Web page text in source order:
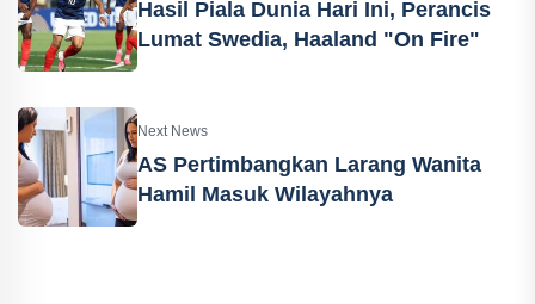
Hasil Piala Dunia Hari Ini, Perancis
Lumat Swedia, Haaland "On Fire"
Next News
AS Pertimbangkan Larang Wanita
Hamil Masuk Wilayahnya